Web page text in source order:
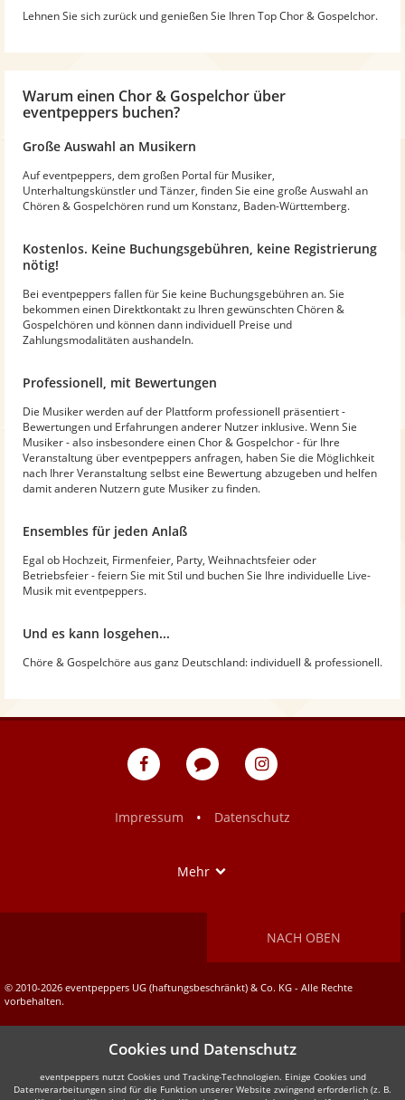
Lehnen Sie sich zurück und genießen Sie Ihren Top Chor & Gospelchor.
Warum einen Chor & Gospelchor über
eventpeppers buchen?
Große Auswahl an Musikern
Auf eventpeppers, dem großen Portal für Musiker,
Unterhaltungskünstler und Tänzer, finden Sie eine große Auswahl an
Chören & Gospelchören rund um Konstanz, Baden-Württemberg.
Kostenlos. Keine Buchungsgebühren, keine Registrierung
nötig!
Bei eventpeppers fallen für Sie keine Buchungsgebühren an. Sie
bekommen einen Direktkontakt zu Ihren gewünschten Chören &
Gospelchören und können dann individuell Preise und
Zahlungsmodalitäten aushandeln.
Professionell, mit Bewertungen
Die Musiker werden auf der Plattform professionell präsentiert -
Bewertungen und Erfahrungen anderer Nutzer inklusive. Wenn Sie
Musiker - also insbesondere einen Chor & Gospelchor - für Ihre
Veranstaltung über eventpeppers anfragen, haben Sie die Möglichkeit
nach Ihrer Veranstaltung selbst eine Bewertung abzugeben und helfen
damit anderen Nutzern gute Musiker zu finden.
Ensembles für jeden Anlaß
Egal ob Hochzeit, Firmenfeier, Party, Weihnachtsfeier oder
Betriebsfeier - feiern Sie mit Stil und buchen Sie Ihre individuelle Live-
Musik mit eventpeppers.
Und es kann losgehen...
Chöre & Gospelchöre aus ganz Deutschland: individuell & professionell.
eventpeppers
Blog
eventpeppers
Impressum
• Datenschutz
Mehr
NACH OBEN
© 2010-2026 eventpeppers UG (haftungsbeschränkt) & Co. KG - Alle Rechte
vorbehalten.
Cookies und Datenschutz
eventpeppers nutzt Cookies und Tracking-Technologien. Einige Cookies und
Datenverarbeitungen sind für die Funktion unserer Website zwingend erforderlich (z. B.